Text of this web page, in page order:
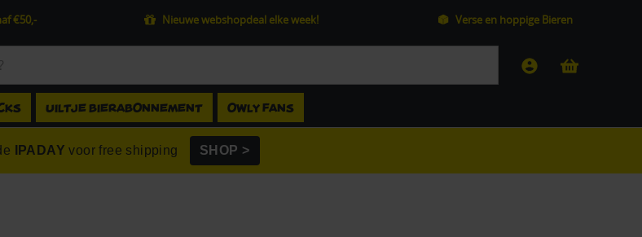
€50,- Nieuwe webshopdeal elke week! Verse en hoppige Bieren
UILTJE BIERABONNEMENT OWLY FANS
IPADAY voor free shipping SHOP >